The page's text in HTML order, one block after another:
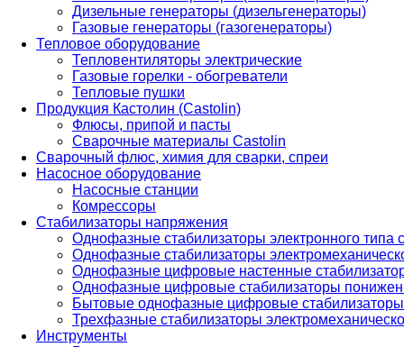
Дизельные генераторы (дизельгенераторы)
Газовые генераторы (газогенераторы)
Тепловое оборудование
Тепловентиляторы электрические
Газовые горелки - обогреватели
Тепловые пушки
Продукция Кастолин (Castolin)
Флюсы, припой и пасты
Сварочные материалы Castolin
Сварочный флюс, химия для сварки, спреи
Насосное оборудование
Насосные станции
Комрессоры
Стабилизаторы напряжения
Однофазные стабилизаторы электронного
Однофазные стабилизаторы
Однофазные цифровые настенные
Однофазные цифровые стабилизаторы
Бытовые однофазные цифровые стабилизаторы
Трехфазные стабилизаторы
Инструменты